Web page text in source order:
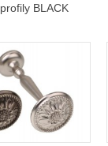
BLACK